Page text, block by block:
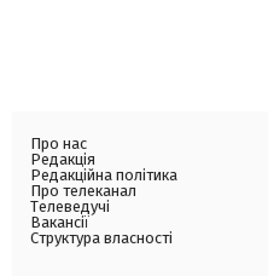
Про нас
Редакція
Редакційна політика
Про телеканал
Телеведучі
Вакансії
Структура власності